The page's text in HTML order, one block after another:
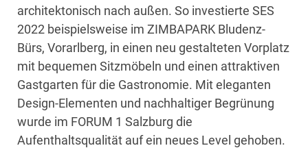
architektonisch nach außen. So investierte SES
2022 beispielsweise im ZIMBAPARK Bludenz-
Bürs, Vorarlberg, in einen neu gestalteten Vorplatz
mit bequemen Sitzmöbeln und einen attraktiven
Gastgarten für die Gastronomie. Mit eleganten
Design-Elementen und nachhaltiger Begrünung
wurde im FORUM 1 Salzburg die
Aufenthaltsqualität auf ein neues Level gehoben.